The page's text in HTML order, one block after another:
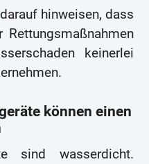
hinweisen, dass
keinerlei
können einen
sind wasserdicht.